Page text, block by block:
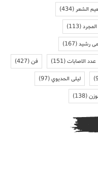
الشعر(434)
(113)
رشيد(167)
عدد الاصابات(151) فن(427)
ليلى الحديوي(97)
(138)